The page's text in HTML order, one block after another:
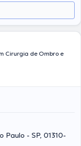
Cirurgia de Ombro e
Paulo - SP, 01310-